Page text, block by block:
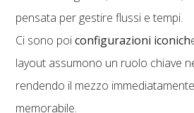
pensata per gestire flussi e tempi.
Ci sono poiconfigurazioni iconich
layout assumono un ruolo chiave
rendendo il mezzo
memorabile.